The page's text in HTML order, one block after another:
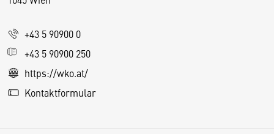
+43 5 90900 0
+43 5 90900 250
https://wko.at/
Kontaktformular
s
e
S
e